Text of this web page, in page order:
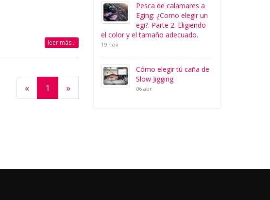
leer más...
« 1 »
Pesca de calamares a
Eging: ¿Como elegir un
egi?. Parte 2. Eligiendo
el color y el tamaño adecuado.
19 nov
Cómo elegir tú caña de
Slow Jigging
06 abr